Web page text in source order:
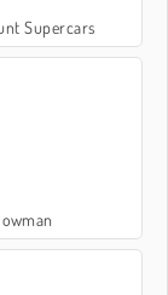
Supercars